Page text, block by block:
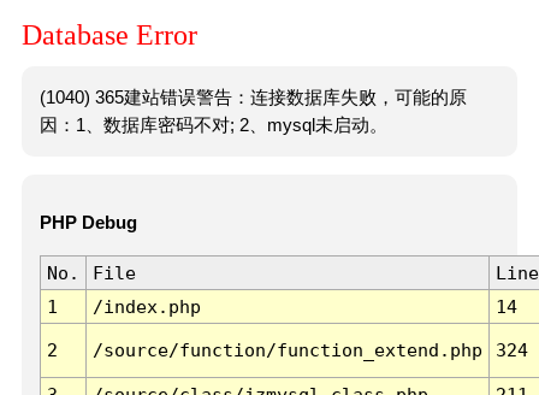
Database Error
(1040) 365建站错误警告：连接数据库失败，可能的原
因：1、数据库密码不对; 2、mysql未启动。
PHP Debug
No. File
Line
1
/index.php 14
2 /source/function/function_extend.php 324